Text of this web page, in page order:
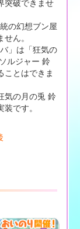
突破できませ
の幻想ブン屋
ん。
」は「狂気の
ルジャー 鈴
ことはできま
気の月の兎 鈴
です。